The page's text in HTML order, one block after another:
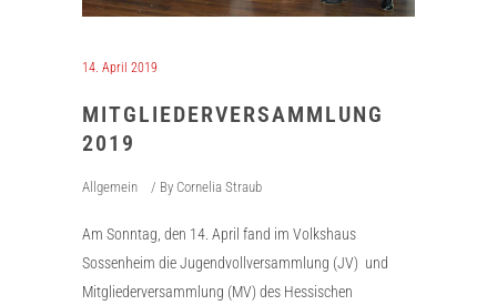
14. April 2019
MITGLIEDERVERSAMMLUNG
2019
Allgemein By Cornelia Straub
Am Sonntag, den 14. April fand im Volkshaus
Sossenheim die Jugendvollversammlung (JV) und
Mitgliederversammlung (MV) des Hessischen